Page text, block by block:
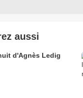
aussi
d'Agnès Ledig